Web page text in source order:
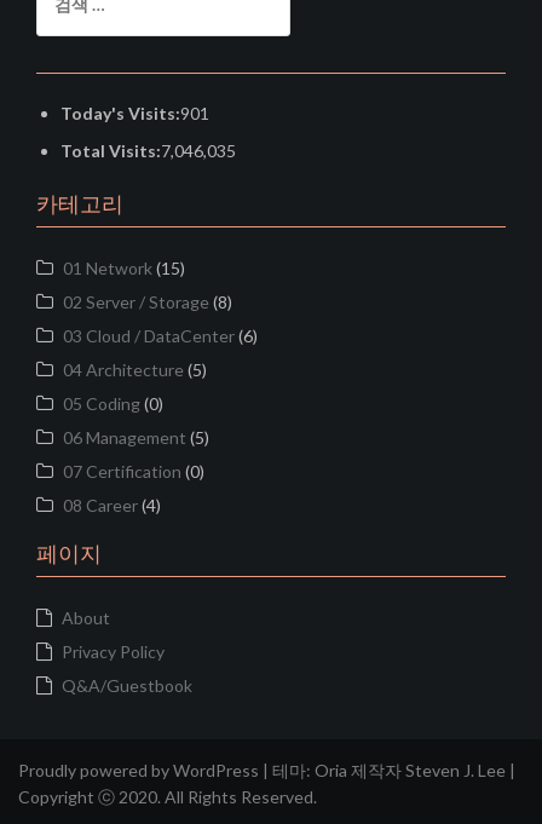
색:
Today's Visits:901
Total Visits:7,046,035
카테고리
01 Network(15)
02 Server / Storage (8)
03 Cloud / DataCenter(6)
04 Architecture (5)
05 Coding(0)
06 Management (5)
07 Certification (0)
08 Career(4)
페이지
About
Privacy Policy
Q&A/Guestbook
Proudly powered by WordPress | 테마: Oria 제작자 Steven J. Lee |
Copyright ⓒ 2020. All Rights Reserved.